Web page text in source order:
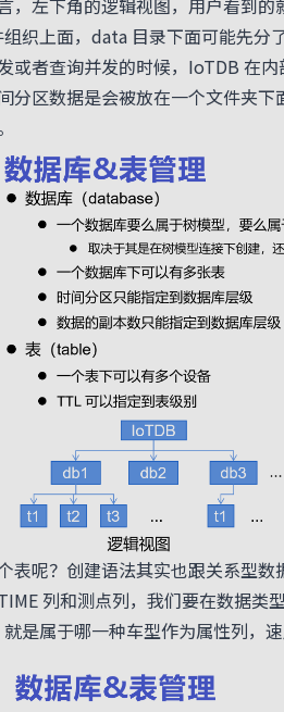
，左下角的逻辑视图，用户看到的
织上面，data 目录下面可能先分
或者查询并发的时候，IoTDB 在
分区数据是会被放在一个文件夹
表呢？创建语法其实也跟关系型
列和测点列，我们要在数据
是属于哪一种车型作为属性列，